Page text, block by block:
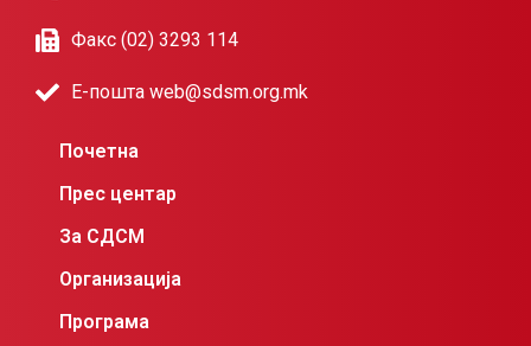
Факс (02) 3293 114
Е-пошта web@sdsm.org.mk
Почетна
Прес центар
За СДСМ
Организација
Програма